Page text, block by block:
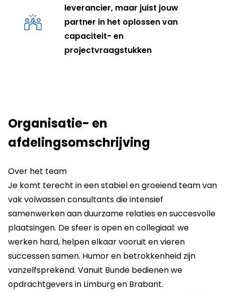
leverancier, maar juist jouw
partner in het oplossen van
capaciteit- en
projectvraagstukken
Organisatie- en
afdelingsomschrijving
Over het team
Je komt terecht in een stabiel en groeiend team van
vak volwassen consultants die intensief
samenwerken aan duurzame relaties en succesvolle
plaatsingen. De sfeer is open en collegiaal: we
werken hard, helpen elkaar vooruit en vieren
successen samen. Humor en betrokkenheid zijn
vanzelfsprekend. Vanuit Bunde bedienen we
opdrachtgevers in Limburg en Brabant.